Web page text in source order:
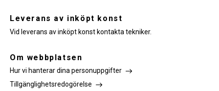
Leverans av inköpt konst
Vid leverans av inköpt konst kontakta tekniker.
Om webbplatsen
Hur vi hanterar dina personuppgifter
Tillgänglighetsredogörelse